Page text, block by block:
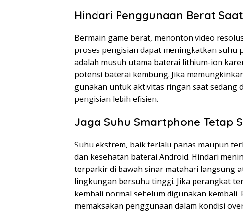
Hindari Penggunaan Berat
Bermain game berat, menonton video
proses pengisian dapat meningkatkan suhu
adalah musuh utama baterai lithium-ion
potensi baterai kembung. Jika
gunakan untuk aktivitas ringan saat sedang
pengisian lebih efisien.
Jaga Suhu Smartphone Tetap
Suhu ekstrem, baik terlalu panas maupun
dan kesehatan baterai Android. Hindari
terparkir di bawah sinar matahari langsung
lingkungan bersuhu tinggi. Jika perangkat
kembali normal sebelum digunakan
memaksakan penggunaan dalam kondisi